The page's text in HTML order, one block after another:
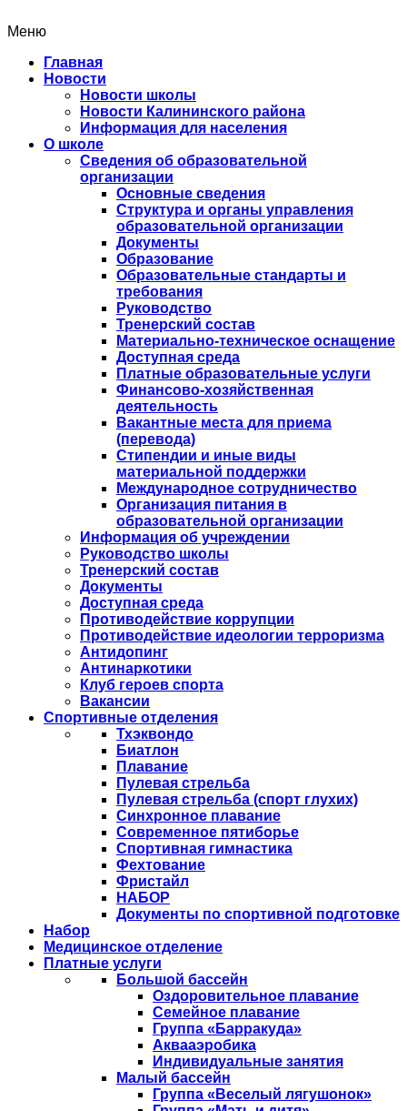
Меню
Главная
Новости
Новости школы
Новости Калининского района
Информация для населения
О школе
Сведения об образовательной
организации
Основные сведения
Структура и органы управления
образовательной организации
Документы
Образование
Образовательные стандарты и
требования
Руководство
Тренерский состав
Материально-техническое оснащение
Доступная среда
Платные образовательные услуги
Финансово-хозяйственная
деятельность
Вакантные места для приема
(перевода)
Стипендии и иные виды
материальной поддержки
Международное сотрудничество
Организация питания в
образовательной организации
Информация об учреждении
Руководство школы
Тренерский состав
Документы
Доступная среда
Противодействие коррупции
Противодействие идеологии терроризма
Антидопинг
Антинаркотики
Клуб героев спорта
Вакансии
Спортивные отделения
Тхэквондо
Биатлон
Плавание
Пулевая стрельба
Пулевая стрельба (спорт глухих)
Синхронное плавание
Современное пятиборье
Спортивная гимнастика
Фехтование
Фристайл
НАБОР
Документы по спортивной подготовке
Набор
Медицинское отделение
Платные услуги
Большой бассейн
Оздоровительное плавание
Семейное плавание
Группа «Барракуда»
Аквааэробика
Индивидуальные занятия
Малый бассейн
Группа «Веселый лягушонок»